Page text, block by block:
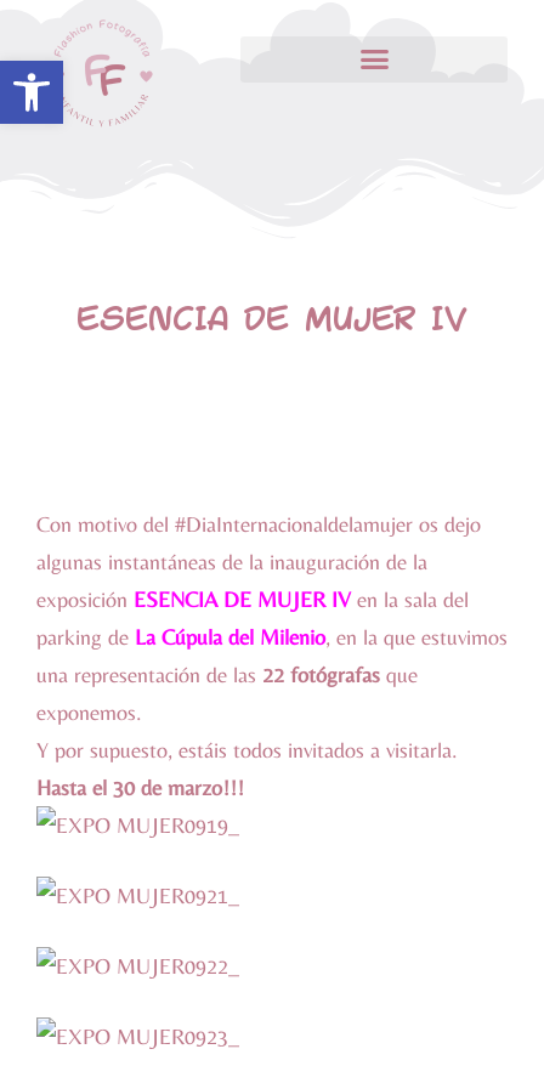
Abrir barra de herramientas
ESENCIA DE MUJER IV
Con motivo del ‪#‎DiaInternacionaldelamujer‬ os dejo
algunas instantáneas de la inauguración de la
exposición ESENCIA DE MUJER IVen la sala del
parking de La Cúpula del Milenio, en la que estuvimos
una representación de las 22 fotógrafas que
exponemos.
Y por supuesto, estáis todos invitados a visitarla.
Hasta el 30 de marzo!!!